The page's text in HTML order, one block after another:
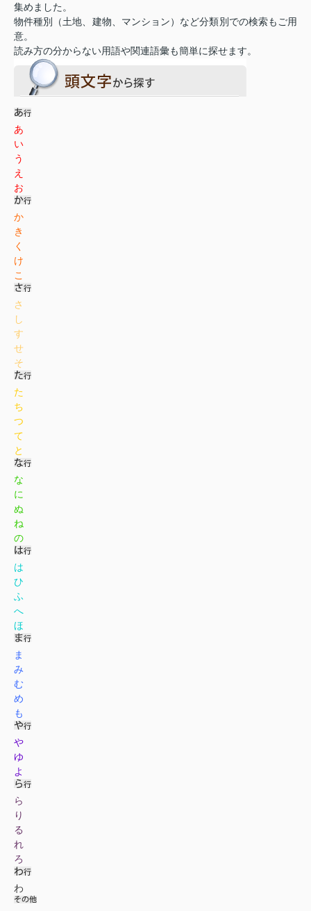
集めました。
物件種別（土地、建物、マンション）など分類別での検索もご用
意。
読み方の分からない用語や関連語彙も簡単に探せます。
あ
い
う
え
お
か
き
く
け
こ
さ
し
す
せ
そ
た
ち
つ
て
と
な
に
ぬ
ね
の
は
ひ
ふ
へ
ほ
ま
み
む
め
も
や
ゆ
よ
ら
り
る
れ
ろ
わ